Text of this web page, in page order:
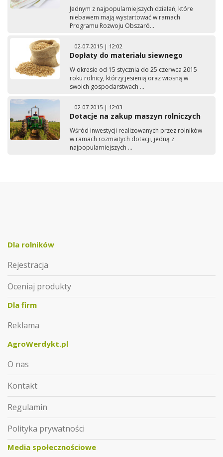
Jednym z najpopularniejszych działań, które
niebawem mają wystartować w ramach
Programu Rozwoju Obszaró...
02-07-2015 | 12:02
Dopłaty do materiału siewnego
W okresie od 15 stycznia do 25 czerwca 2015
roku rolnicy, którzy jesienią oraz wiosną w
swoich gospodarstwach ...
02-07-2015 | 12:03
Dotacje na zakup maszyn rolniczych
Wśród inwestycji realizowanych przez rolników
w ramach rozmaitych dotacji, jedną z
najpopularniejszych ...
Dla rolników
Rejestracja
Oceniaj produkty
Dla firm
Reklama
AgroWerdykt.pl
O nas
Kontakt
Regulamin
Polityka prywatności
Media społecznościowe